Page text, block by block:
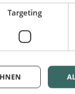
Glutenfrei in
Glutenfreie Optionen
Community-Tipps
Targeting